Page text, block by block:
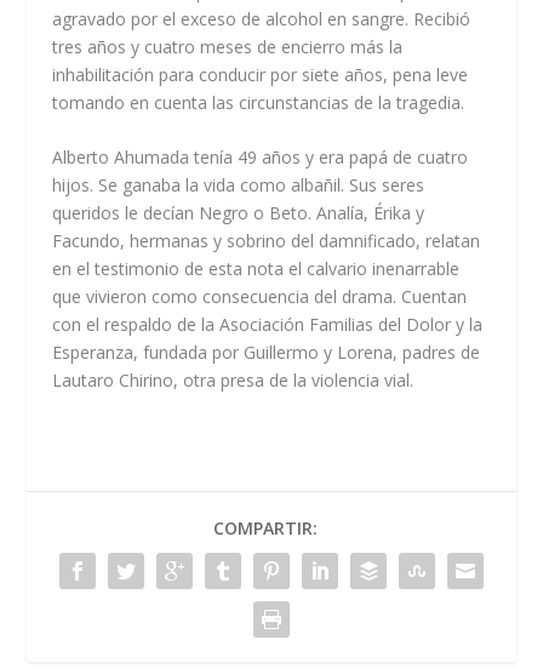
agravado por el exceso de alcohol en sangre. Recibió
tres años y cuatro meses de encierro más la
inhabilitación para conducir por siete años, pena leve
tomando en cuenta las circunstancias de la tragedia.
Alberto Ahumada tenía 49 años y era papá de cuatro
hijos. Se ganaba la vida como albañil. Sus seres
queridos le decían Negro o Beto. Analía, Érika y
Facundo, hermanas y sobrino del damnificado, relatan
en el testimonio de esta nota el calvario inenarrable
que vivieron como consecuencia del drama. Cuentan
con el respaldo de la Asociación Familias del Dolor y la
Esperanza, fundada por Guillermo y Lorena, padres de
Lautaro Chirino, otra presa de la violencia vial.
COMPARTIR: